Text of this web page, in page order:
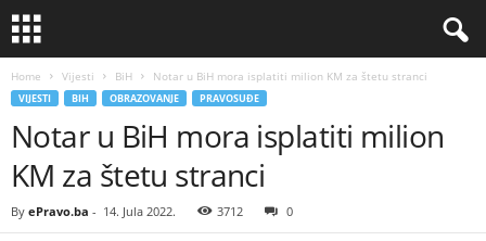
Home Vijesti BiH Notar u BiH mora isplatiti milion KM za štetu stranci
VIJESTI BIH OBRAZOVANJE PRAVOSUĐE
Notar u BiH mora isplatiti milion
KM za štetu stranci
By ePravo.ba - 14. Jula 2022. 3712 0